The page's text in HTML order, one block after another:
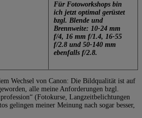
Für Fotoworkshops bin
ich jetzt optimal gerüstet
bzgl. Blende und
Brennweite: 10-24 mm
f/4, 16 mm f/1.4, 16-55
f/2.8 und 50-140 mm
ebenfalls f/2.8.
Wechsel von Canon: Die Bildqualität ist auf
alle meine Anforderungen bzgl.
(Fotokurse, Langzeitbelichtungen
gelingen meiner Meinung nach sogar besser,